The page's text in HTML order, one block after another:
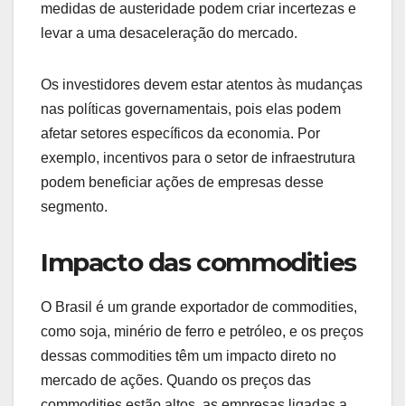
medidas de austeridade podem criar incertezas e
levar a uma desaceleração do mercado.
Os investidores devem estar atentos às mudanças
nas políticas governamentais, pois elas podem
afetar setores específicos da economia. Por
exemplo, incentivos para o setor de infraestrutura
podem beneficiar ações de empresas desse
segmento.
Impacto das commodities
O Brasil é um grande exportador de commodities,
como soja, minério de ferro e petróleo, e os preços
dessas commodities têm um impacto direto no
mercado de ações. Quando os preços das